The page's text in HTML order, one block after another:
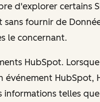
d'explorer certains
sans fournir de
le concernant.
HubSpot.
événement HubSpot,
informations telles